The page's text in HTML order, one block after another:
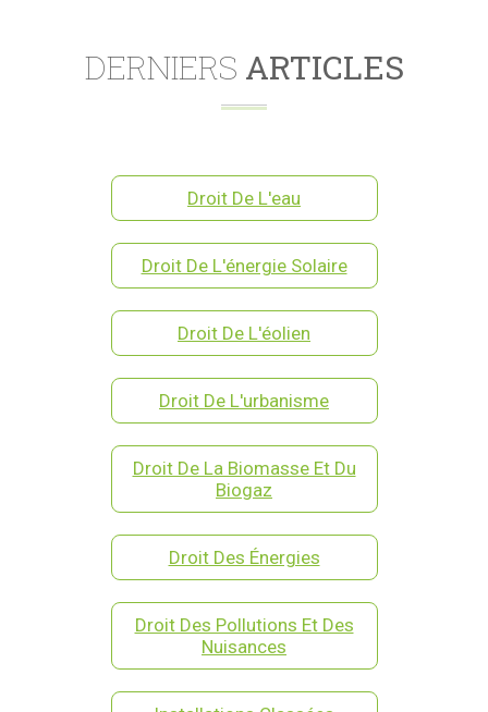
DERNIERS ARTICLES
Droit De L'eau
Droit De L'énergie Solaire
Droit De L'éolien
Droit De L'urbanisme
Droit De La Biomasse Et Du
Biogaz
Droit Des Énergies
Droit Des Pollutions Et Des
Nuisances